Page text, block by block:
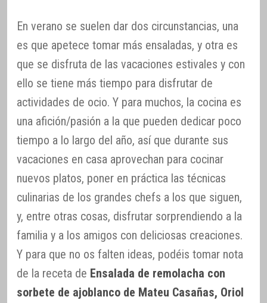
En verano se suelen dar dos circunstancias, una
es que apetece tomar más ensaladas, y otra es
que se disfruta de las vacaciones estivales y con
ello se tiene más tiempo para disfrutar de
actividades de ocio. Y para muchos, la cocina es
una afición/pasión a la que pueden dedicar poco
tiempo a lo largo del año, así que durante sus
vacaciones en casa aprovechan para cocinar
nuevos platos, poner en práctica las técnicas
culinarias de los grandes chefs a los que siguen,
y, entre otras cosas, disfrutar sorprendiendo a la
familia y a los amigos con deliciosas creaciones.
Y para que no os falten ideas, podéis tomar nota
de la receta de Ensalada de remolacha con
sorbete de ajoblanco de Mateu Casañas, Oriol